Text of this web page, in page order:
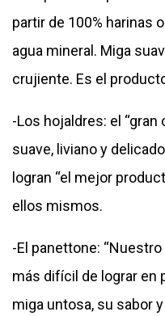
partir de 100% harinas
agua mineral. Miga
crujiente. Es el
-Los hojaldres: el
suave, liviano y
logran “el mejor
ellos mismos.
-El panettone:
más difícil de lograr en
miga untosa, su sabor